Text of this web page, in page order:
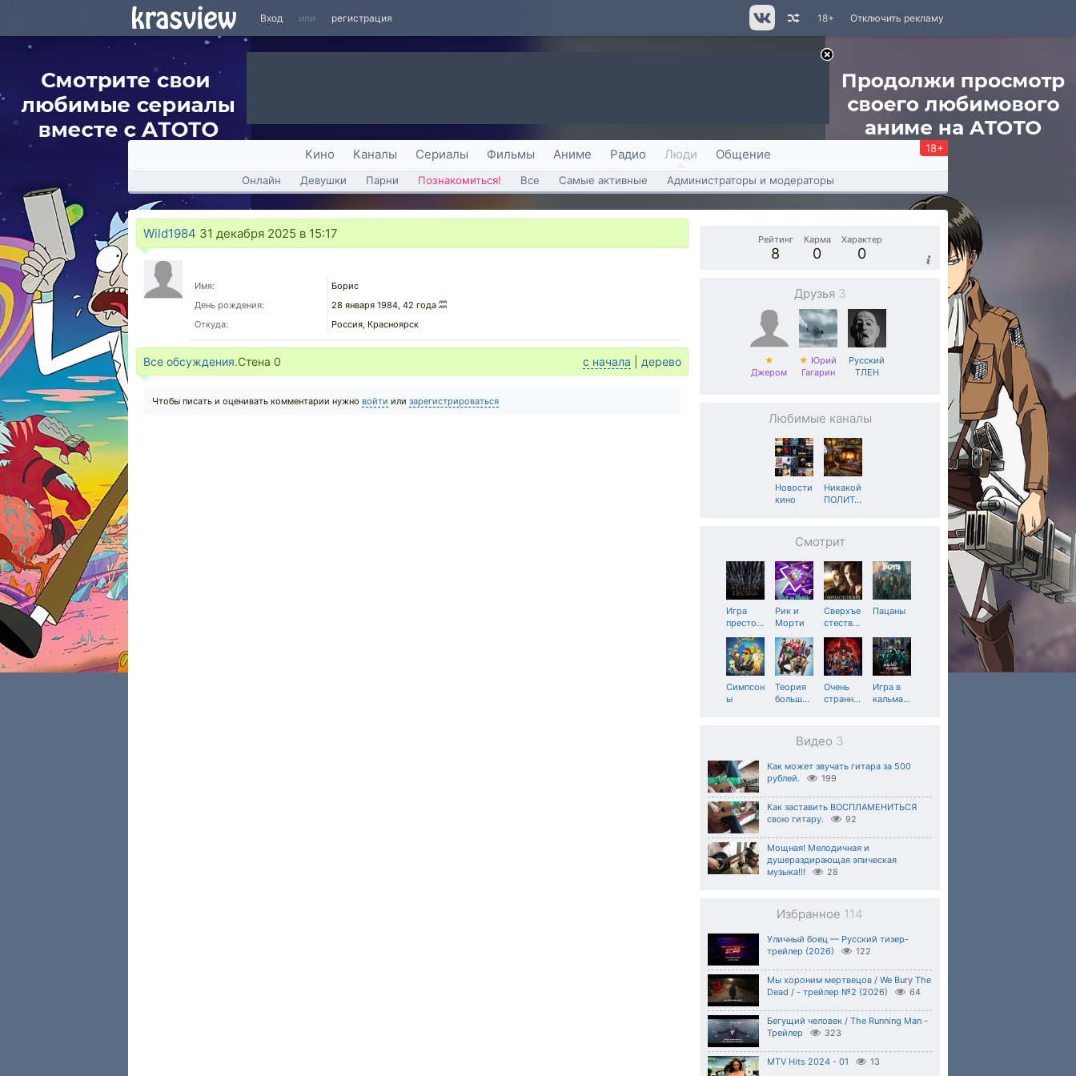
Вход или регистрация Отключить рекламу
18+
Кино Каналы Сериалы Фильмы Аниме Радио Люди Общение 18+
Онлайн Девушки Парни Познакомиться! Все Самые активные Администраторы и модераторы
Wild1984 31 декабря 2025 в 15:17
Имя:
Борис
День рождения:
28 января 1984, 42 года
Откуда:
Россия, Красноярск
Все обсуждения.Стена 0 с начала дерево
Чтобы писать и оценивать комментарии нужно войти или зарегистрироваться
Рейтинг
8
Карма
0
Характер
0
Друзья 3
★
Джером
★ Юрий
Гагарин
Русский
ТЛЕН
Любимые каналы
Новости
кино
Никакой
ПОЛИТ…
Смотрит
Игра
престо…
Рик и
Морти
Сверхъе
стеств…
Пацаны
Симпсон
ы
Теория
больш…
Очень
странн…
Игра в
кальма…
Видео 3
Как может звучать гитара за 500
рублей.
199
Как заставить ВОСПЛАМЕНИТЬСЯ
свою гитару.
92
Мощная! Мелодичная и
душераздирающая эпическая
музыка!!!
28
Избранное 114
Уличный боец — Русский тизер-
трейлер (2026)
122
Мы хороним мертвецов / We Bury The
Dead / - трейлер №2 (2026)
64
Бегущий человек / The Running Man -
Трейлер
323
MTV Hits 2024 - 01 13